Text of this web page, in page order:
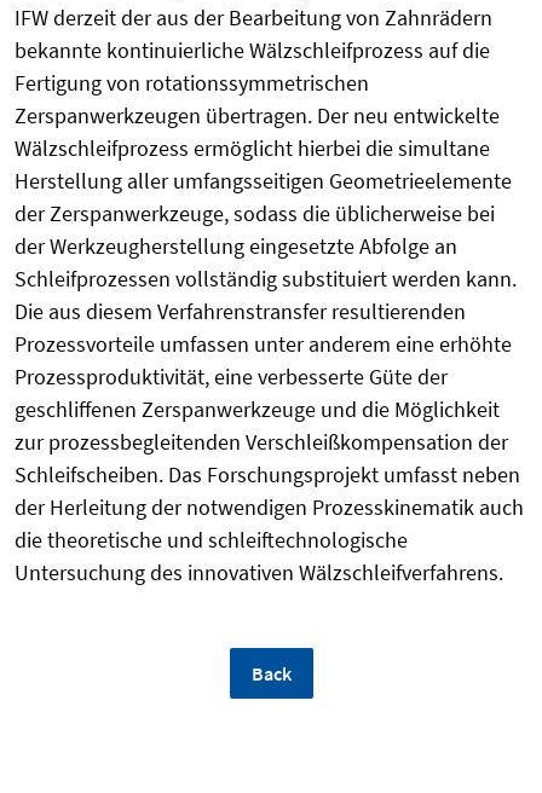
IFW derzeit der aus der Bearbeitung von Zahnrädern
bekannte kontinuierliche Wälzschleifprozess auf die
Fertigung von rotationssymmetrischen
Zerspanwerkzeugen übertragen. Der neu entwickelte
Wälzschleifprozess ermöglicht hierbei die simultane
Herstellung aller umfangsseitigen Geometrieelemente
der Zerspanwerkzeuge, sodass die üblicherweise bei
der Werkzeugherstellung eingesetzte Abfolge an
Schleifprozessen vollständig substituiert werden kann.
Die aus diesem Verfahrenstransfer resultierenden
Prozessvorteile umfassen unter anderem eine erhöhte
Prozessproduktivität, eine verbesserte Güte der
geschliffenen Zerspanwerkzeuge und die Möglichkeit
zur prozessbegleitenden Verschleißkompensation der
Schleifscheiben. Das Forschungsprojekt umfasst neben
der Herleitung der notwendigen Prozesskinematik auch
die theoretische und schleiftechnologische
Untersuchung des innovativen Wälzschleifverfahrens.
Back